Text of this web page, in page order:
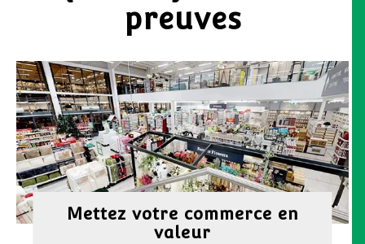
preuves
Mettez votre commerce en
valeur